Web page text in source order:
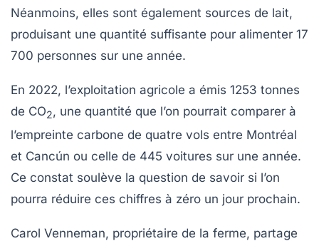
Néanmoins, elles sont également sources de lait,
produisant une quantité suffisante pour alimenter 17
700 personnes sur une année.
En 2022, l’exploitation agricole a émis 1253 tonnes
de CO2, une quantité que l’on pourrait comparer à
l’empreinte carbone de quatre vols entre Montréal
et Cancún ou celle de 445 voitures sur une année.
Ce constat soulève la question de savoir si l’on
pourra réduire ces chiffres à zéro un jour prochain.
Carol Venneman, propriétaire de la ferme, partage